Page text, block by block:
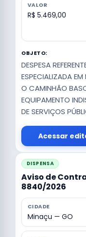
VALOR
R$ 5.469,00
OBJETO:
DESPESA
ESPECIALIZADA
O CAMINHÃO
EQUIPAMENTO
DE SERVIÇOS
Acessar
DISPENSA
Aviso de
8840/2026
CIDADE
Minaçu — GO